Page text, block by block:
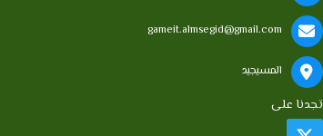
gameit.almsegid@gmail.com
المسيجيد
تجدنا على